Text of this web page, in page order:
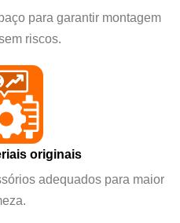
para garantir montagem
riscos.
originais
adequados para maior